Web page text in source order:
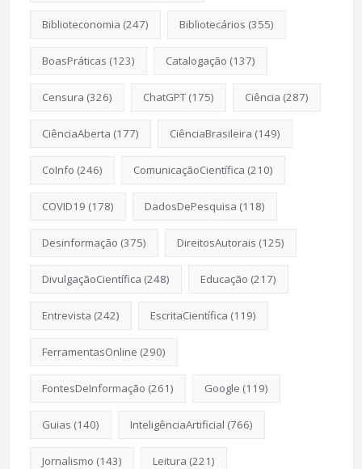
Biblioteconomia (247) Bibliotecários (355)
BoasPráticas (123) Catalogação (137)
Censura (326) ChatGPT(175) Ciência (287)
CiênciaAberta (177) CiênciaBrasileira (149)
CoInfo (246) ComunicaçãoCientífica (210)
COVID19 (178) DadosDePesquisa (118)
Desinformação (375) DireitosAutorais (125)
DivulgaçãoCientífica (248) Educação (217)
Entrevista (242) EscritaCientífica (119)
FerramentasOnline (290)
FontesDeInformação (261) Google (119)
Guias (140) InteligênciaArtificial (766)
Jornalismo (143) Leitura (221)